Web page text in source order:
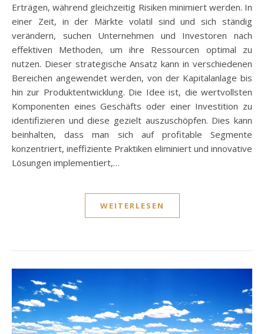
Erträgen, während gleichzeitig Risiken minimiert werden. In
einer Zeit, in der Märkte volatil sind und sich ständig
verändern, suchen Unternehmen und Investoren nach
effektiven Methoden, um ihre Ressourcen optimal zu
nutzen. Dieser strategische Ansatz kann in verschiedenen
Bereichen angewendet werden, von der Kapitalanlage bis
hin zur Produktentwicklung. Die Idee ist, die wertvollsten
Komponenten eines Geschäfts oder einer Investition zu
identifizieren und diese gezielt auszuschöpfen. Dies kann
beinhalten, dass man sich auf profitable Segmente
konzentriert, ineffiziente Praktiken eliminiert und innovative
Lösungen implementiert,…
WEITERLESEN